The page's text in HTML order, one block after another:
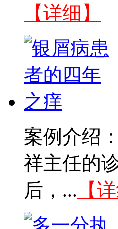
【详细】
案例介绍
祥主任的
后，... 【